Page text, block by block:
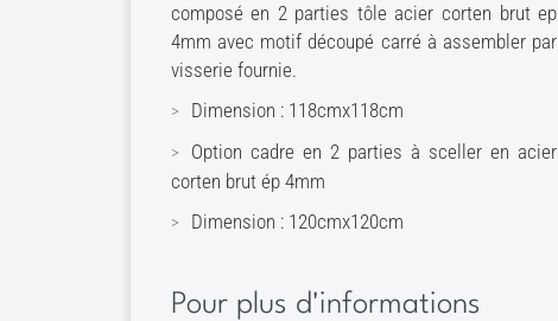
composé en 2 parties tôle acier corten brut ep
4mm avec motif découpé carré à assembler par
visserie fournie.
Dimension : 118cmx118cm
Option cadre en 2 parties à sceller en acier
corten brut ép 4mm
Dimension : 120cmx120cm
Pour plus d'informations